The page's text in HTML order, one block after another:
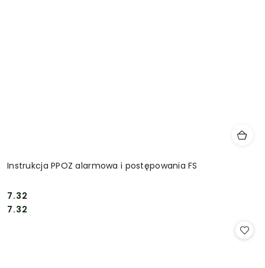
Instrukcja PPOZ alarmowa i postępowania FS
Cena:
7.32
Cena:
7.32